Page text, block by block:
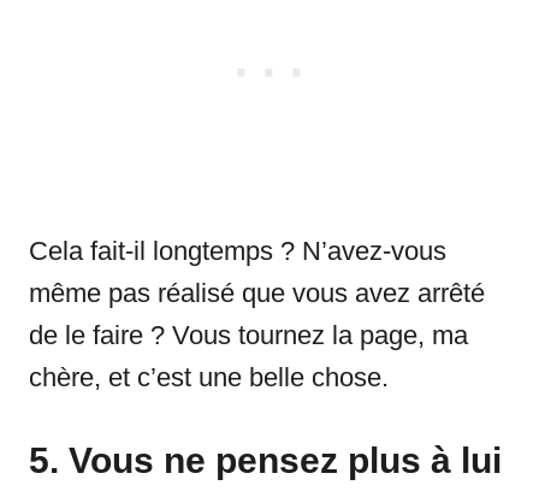
Cela fait-il longtemps ? N’avez-vous
même pas réalisé que vous avez arrêté
de le faire ? Vous tournez la page, ma
chère, et c’est une belle chose.
5. Vous ne pensez plus à lui